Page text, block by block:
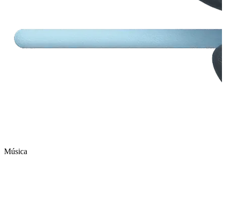
Música